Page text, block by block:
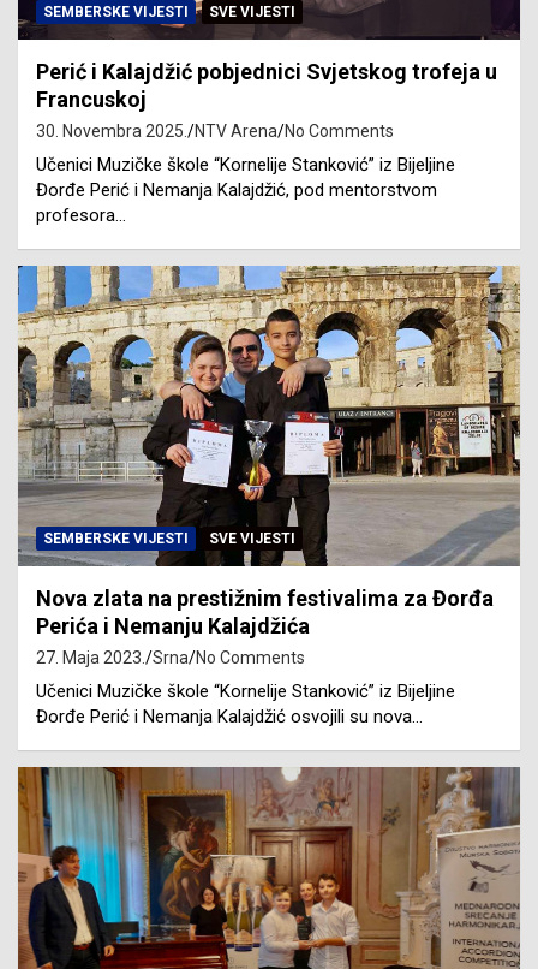
SEMBERSKE VIJESTI SVE VIJESTI
Perić i Kalajdžić pobjednici Svjetskog trofeja u
Francuskoj
30. Novembra 2025. NTV Arena No Comments
Učenici Muzičke škole “Kornelije Stanković” iz Bijeljine
Đorđe Perić i Nemanja Kalajdžić, pod mentorstvom
profesora…
SEMBERSKE VIJESTI SVE VIJESTI
Nova zlata na prestižnim festivalima za Đorđa
Perića i Nemanju Kalajdžića
27. Maja 2023. Srna No Comments
Učenici Muzičke škole “Kornelije Stanković” iz Bijeljine
Đorđe Perić i Nemanja Kalajdžić osvojili su nova…